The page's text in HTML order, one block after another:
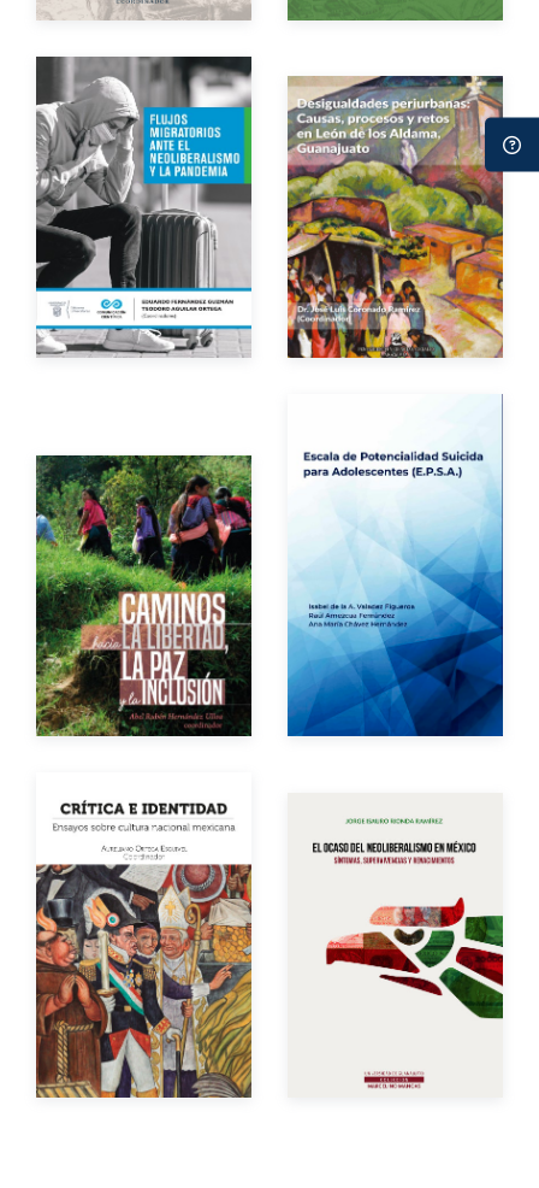
Autores
Año de edición
Impreso $250.00
Autor
Año de edición
Autor
Año de edición
Impreso $200.00
Autores
Año de edición
Impreso $160.00
Autor
Año de edición
Impreso $200.00
Autor